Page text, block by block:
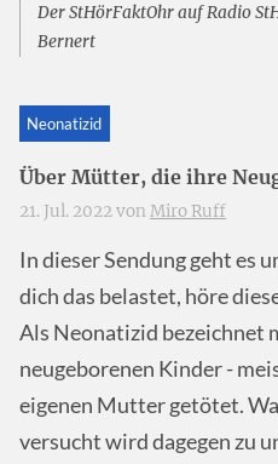
Der StHörFaktOhr auf Radio
Bernert
Neonatizid
Über Mütter, die ihre
21. Jul. 2022 von Miro Ruff
In dieser Sendung geht es
dich das belastet, höre
Als Neonatizid bezeichnet
neugeborenen Kinder -
eigenen Mutter getötet.
versucht wird dagegen zu